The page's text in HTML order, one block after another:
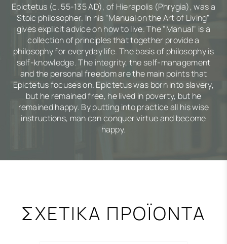
Epictetus (c. 55-135 AD), of Hierapolis (Phrygia), was a
Stoic philosopher. In his "Manual on the Art of Living"
gives explicit advice on how to live. The "Manual" is a
collection of principles that together provide a
philosophy for everyday life. The basis of philosophy is
self-knowledge. The integrity, the self-management
and the personal freedom are the main points that
Epictetus focuses on. Epictetus was born into slavery,
but he remained free, he lived in poverty, but he
remained happy. By putting into practice all his wise
instructions, man can conquer virtue and become
happy.
ΣΧΕΤΙΚΑ ΠΡΟΪΟΝΤΑ